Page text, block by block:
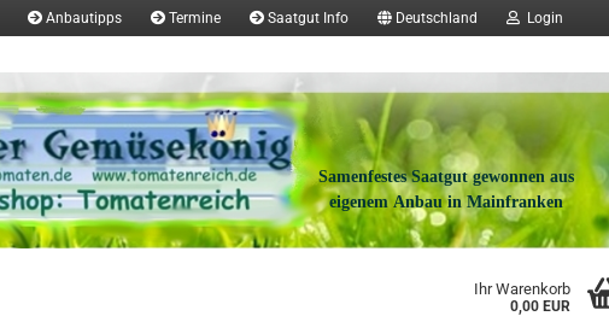
Anbautipps Termine Saatgut Info Deutschland Login
Samenfestes Saatgut gewonnen aus
eigenem Anbau in Mainfranken
Ihr Warenkorb
0,00 EUR